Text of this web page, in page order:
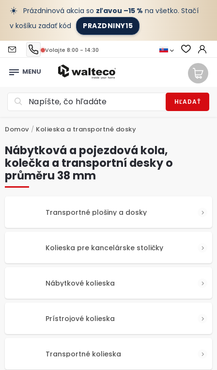
☀️ Prázdninová akcia so zľavou –15 % na všetko. Stačí
v košíku zadať kód
PRAZDNINY15
Volajte 8:00 - 14:30
HĽADAŤ
Domov / Kolieska a transportné dosky
Nábytková a pojezdová kola,
kolečka a transportní desky o
průměru 38 mm
Transportné plošiny a dosky
Kolieska pre kancelárske stoličky
Nábytkové kolieska
Prístrojové kolieska
Transportné kolieska